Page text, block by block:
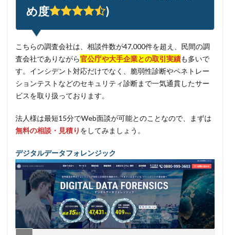
め度
)
こちらの調査会社は、相談件数が47,000件を超え、民間の調
査会社でありながら官公庁や大手企業との取引実績も多いで
す。インシデント対応だけでなく、脆弱性診断やペネトレー
ションテストなどのセキュリティ診断まで一気通貫したサー
ビスを取り扱っております。
法人様は最短15分でWeb面談が可能とのことなので、まずは
無料の相談・見積り をしてみましょう。
デジタルデータフォレンジック